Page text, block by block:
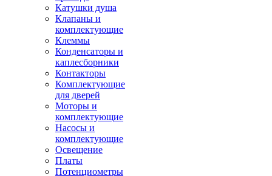
Катушки душа
Клапаны и
комплектующие
Клеммы
Конденсаторы и
каплесборники
Контакторы
Комплектующие
для дверей
Моторы и
комплектующие
Насосы и
комплектующие
Освещение
Платы
Потенциометры